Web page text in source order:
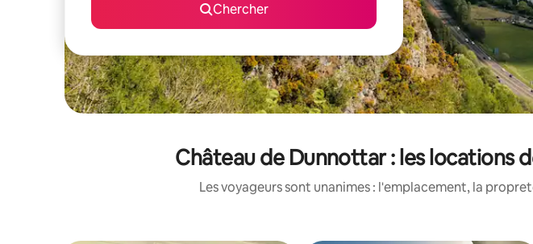
Chercher
Château de Dunnottar : les locations
Les voyageurs sont unanimes : l'emplacement, la